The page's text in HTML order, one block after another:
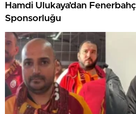
Hamdi Ulukaya’dan
Sponsorluğu